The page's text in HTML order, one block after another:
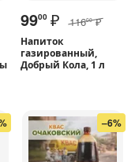
9900 ₽ 11600 ₽
Напиток
газированный,
Добрый Кола, 1 л
–6%